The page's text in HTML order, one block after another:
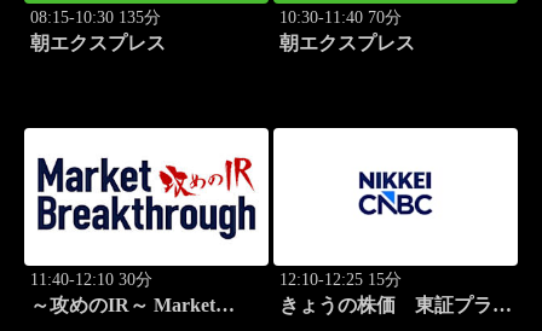
08:15-10:30 135分
朝エクスプレス
10:30-11:40 70分
朝エクスプレス
11:40-12:10 30分
～攻めのIR～ Market
12:10-12:25 15分
きょうの株価 東証プライ